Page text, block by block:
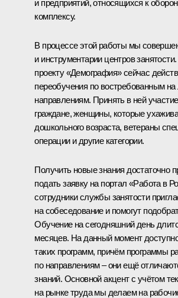
и предприятий, относящихся к
комплексу.
В процессе этой работы мы
и инструментарии центров
проекту «Демография» сейчас
переобучения по востребованным
направлениям. Принять в ней
граждане, женщины, которые
дошкольного возраста, ветераны
операции и другие категории.
Получить новые знания достаточно
подать заявку на портал «Работа в
сотрудники службы занятости
на собеседование и помогут
Обучение на сегодняшний день
месяцев. На данный момент
таких программ, причём программы
по направлениям – они ещё
знаний. Основной акцент с учётом
на рынке труда мы делаем на